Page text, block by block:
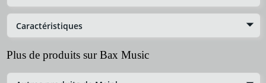
Caractéristiques
Plus de produits sur Bax Music